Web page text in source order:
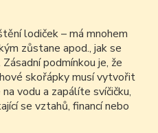
lodiček – má mnohem
zůstane apod., jak se
podmínkou je, že
skořápky musí vytvořit
vodu a zapálíte svíčičku,
se vztahů, financí nebo